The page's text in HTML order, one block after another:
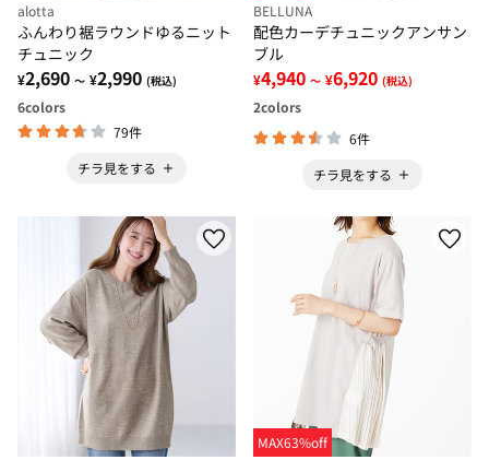
alotta
ふんわり裾ラウンドゆるニット
チュニック
¥2,690 ～ ¥2,990 (税込)
6colors
79件
チラ見をする
BELLUNA
配色カーデチュニックアンサン
ブル
¥4,940 ～ ¥6,920 (税込)
2colors
6件
チラ見をする
MAX63%off